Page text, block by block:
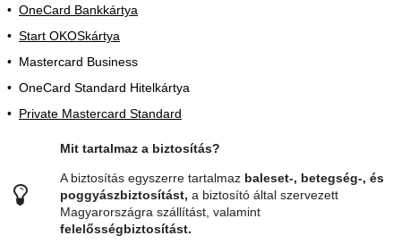
OneCard Bankkártya
Start OKOSkártya
Mastercard Business
OneCard Standard Hitelkártya
Private Mastercard Standard
Mit tartalmaz a biztosítás?
A biztosítás egyszerre tartalmaz baleset-, betegség-, és
poggyászbiztosítást, a biztosító által szervezett
Magyarországra szállítást, valamint
felelősségbiztosítást.